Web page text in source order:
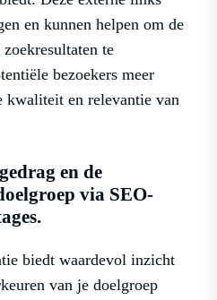
en kunnen helpen om de
te
bezoekers meer
en relevantie van
en de
via SEO-
biedt waardevol inzicht
van je doelgroep